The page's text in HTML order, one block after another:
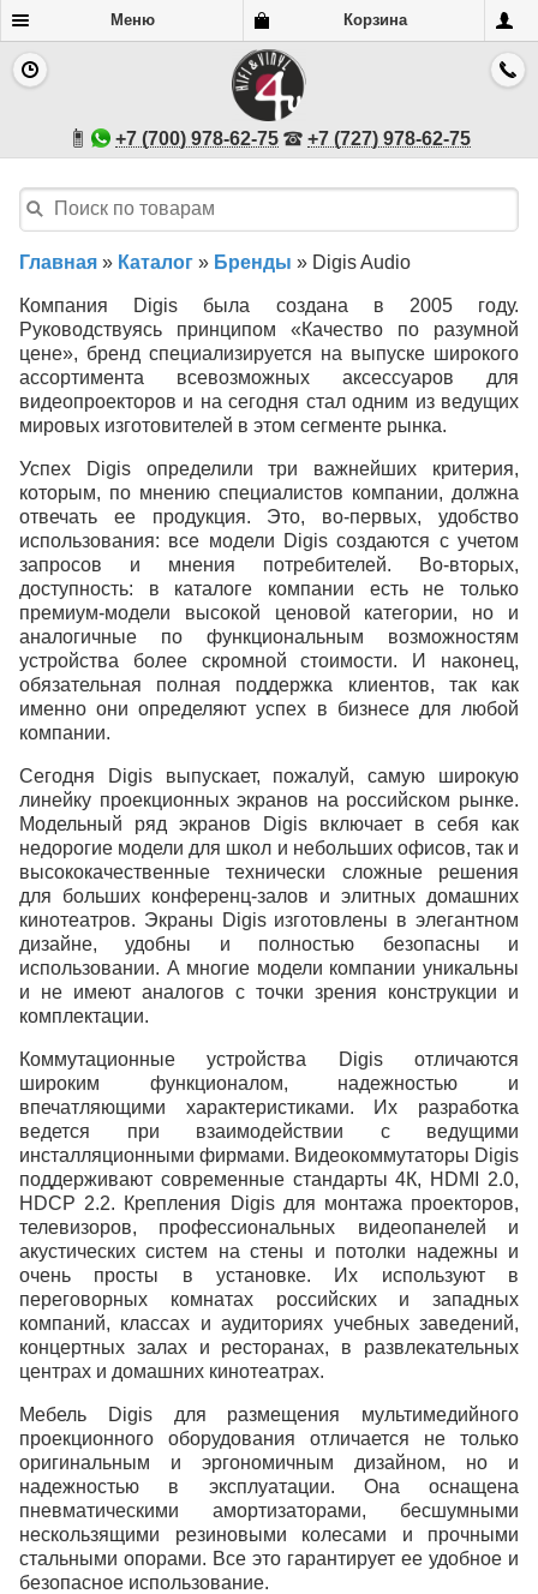
Меню Корзина
+7 (700) 978-62-75 +7 (727) 978-62-75
Главная » Каталог » Бренды » Digis Audio
Компания Digis была создана в 2005 году.
Руководствуясь принципом «Качество по разумной
цене», бренд специализируется на выпуске широкого
ассортимента всевозможных аксессуаров для
видеопроекторов и на сегодня стал одним из ведущих
мировых изготовителей в этом сегменте рынка.
Успех Digis определили три важнейших критерия,
которым, по мнению специалистов компании, должна
отвечать ее продукция. Это, во-первых, удобство
использования: все модели Digis создаются с учетом
запросов и мнения потребителей. Во-вторых,
доступность: в каталоге компании есть не только
премиум-модели высокой ценовой категории, но и
аналогичные по функциональным возможностям
устройства более скромной стоимости. И наконец,
обязательная полная поддержка клиентов, так как
именно они определяют успех в бизнесе для любой
компании.
Сегодня Digis выпускает, пожалуй, самую широкую
линейку проекционных экранов на российском рынке.
Модельный ряд экранов Digis включает в себя как
недорогие модели для школ и небольших офисов, так и
высококачественные технически сложные решения
для больших конференц-залов и элитных домашних
кинотеатров. Экраны Digis изготовлены в элегантном
дизайне, удобны и полностью безопасны и
использовании. А многие модели компании уникальны
и не имеют аналогов с точки зрения конструкции и
комплектации.
Коммутационные устройства Digis отличаются
широким функционалом, надежностью и
впечатляющими характеристиками. Их разработка
ведется при взаимодействии с ведущими
инсталляционными фирмами. Видеокоммутаторы Digis
поддерживают современные стандарты 4К, HDMI 2.0,
HDCP 2.2. Крепления Digis для монтажа проекторов,
телевизоров, профессиональных видеопанелей и
акустических систем на стены и потолки надежны и
очень просты в установке. Их используют в
переговорных комнатах российских и западных
компаний, классах и аудиториях учебных заведений,
концертных залах и ресторанах, в развлекательных
центрах и домашних кинотеатрах.
Мебель Digis для размещения мультимедийного
проекционного оборудования отличается не только
оригинальным и эргономичным дизайном, но и
надежностью в эксплуатации. Она оснащена
пневматическими амортизаторами, бесшумными
нескользящими резиновыми колесами и прочными
стальными опорами. Все это гарантирует ее удобное и
безопасное использование.